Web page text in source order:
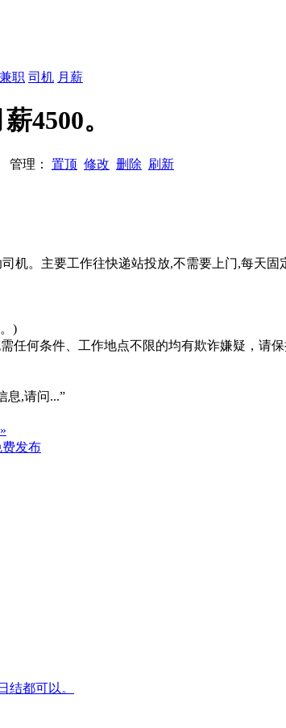
兼职 司机 月薪
4500。
管理： 置顶 修改 删除 刷新
机。主要工作往快递站投放,不需要上门,每天
)
任何条件、工作地点不限的均有欺诈嫌疑，请保
息,请问...”
费发布
结都可以。